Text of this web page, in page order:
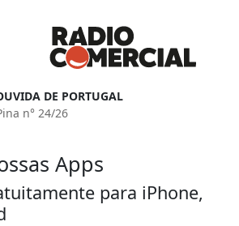
DE PORTUGAL
n° 24/26
Apps
para iPhone,